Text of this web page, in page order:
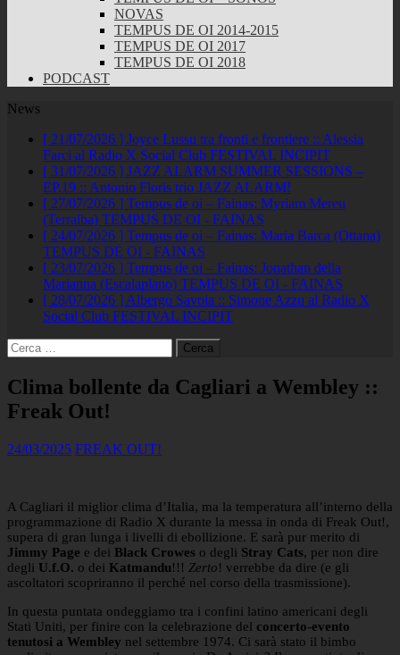
NOVAS
TEMPUS DE OI 2014-2015
TEMPUS DE OI 2017
TEMPUS DE OI 2018
PODCAST
News
[ 21/07/2026 ] Joyce Lussu tra fronti e frontiere :: Alessia
Farci al Radio X Social Club FESTIVAL INCIPIT
[ 31/07/2026 ] JAZZ ALARM SUMMER SESSIONS –
EP.19 :: Antonio Floris trio JAZZ ALARM!
[ 27/07/2026 ] Tempus de oi – Fainas: Myriam Mereu
(Terralba) TEMPUS DE OI - FAINAS
[ 24/07/2026 ] Tempus de oi – Fainas: Maria Barca (Ottana)
TEMPUS DE OI - FAINAS
[ 23/07/2026 ] Tempus de oi – Fainas: Jonathan della
Marianna (Escalaplano) TEMPUS DE OI - FAINAS
[ 28/07/2026 ] Albergo Savoia :: Simone Azzu al Radio X
Social Club FESTIVAL INCIPIT
Ricerca
per:
Clima bollente da Cagliari a Wembley ::
Freak Out!
24/03/2025 FREAK OUT!
A Cagliari il miglior clima d’Italia, ma la temperatura all’interno della
programmazione di Radio X durante la messa in onda di Freak Out!,
supera di gran lunga i livelli di ebollizione. E sarà pur merito di
Jimmy Page e dei Black Crowes o degli Stray Cats, per non dire
degli U.f.O. o dei Katmandu!!! Zerto! verrebbe da dire (e gli
ascoltatori scopriranno il perché nel corso della trasmissione).
In questa puntata ondeggiamo tra i confini latino americani degli
Stati Uniti, per finire con la celebrazione del concerto-evento
tenutosi a Wembley nel settembre 1974. Ci sarà stato il bimbo